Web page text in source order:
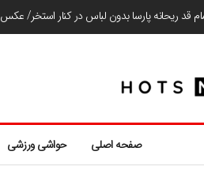
قد ریحانه پارسا بدون لباس در کنار استخر/ عکس
صفحه اصلی حواشی ورزشی